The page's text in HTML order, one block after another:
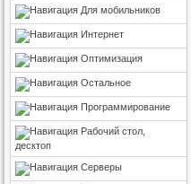
Для мобильников
Интернет
Оптимизация
Остальное
Программирование
Рабочий стол,
десктоп
Серверы